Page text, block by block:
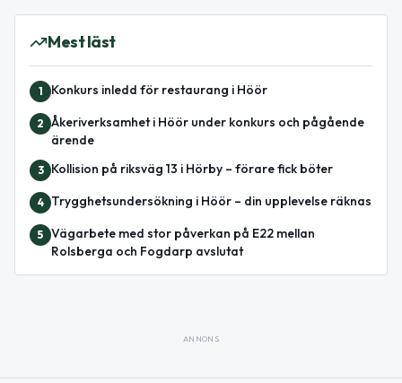
Mest läst
1 Konkurs inledd för restaurang i Höör
2 Åkeriverksamhet i Höör under konkurs och pågående
ärende
3 Kollision på riksväg 13 i Hörby – förare fick böter
4 Trygghetsundersökning i Höör – din upplevelse räknas
5 Vägarbete med stor påverkan på E22 mellan
Rolsberga och Fogdarp avslutat
ANNONS